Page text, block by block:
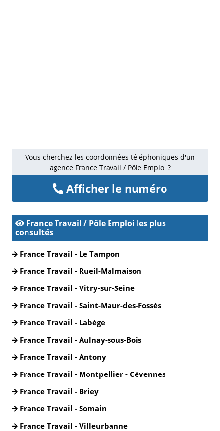
Vous cherchez les coordonnées téléphoniques d'un
agence France Travail / Pôle Emploi ?
Afficher le numéro
France Travail / Pôle Emploi les plus
consultés
France Travail - Le Tampon
France Travail - Rueil-Malmaison
France Travail - Vitry-sur-Seine
France Travail - Saint-Maur-des-Fossés
France Travail - Labège
France Travail - Aulnay-sous-Bois
France Travail - Antony
France Travail - Montpellier - Cévennes
France Travail - Briey
France Travail - Somain
France Travail - Villeurbanne